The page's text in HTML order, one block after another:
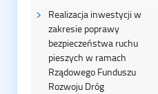
Realizacja inwestycji w
zakresie poprawy
bezpieczeństwa ruchu
pieszych w ramach
Rządowego Funduszu
Rozwoju Dróg